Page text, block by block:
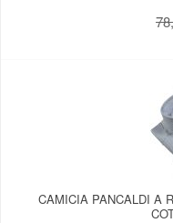
CAMICIA PANCALDI A